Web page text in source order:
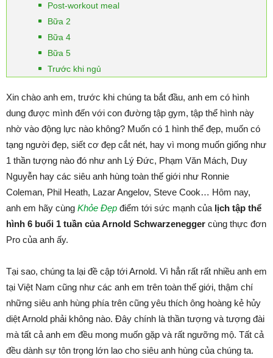
Post-workout meal
Bữa 2
Bữa 4
Bữa 5
Trước khi ngủ
Xin chào anh em, trước khi chúng ta bắt đầu, anh em có hình
dung được mình đến với con đường tập gym, tập thể hình này
nhờ vào động lực nào không? Muốn có 1 hình thể đẹp, muốn có
tạng người đẹp, siết cơ đẹp cắt nét, hay vì mong muốn giống như
1 thần tượng nào đó như anh Lý Đức, Phạm Văn Mách, Duy
Nguyễn hay các siêu anh hùng toàn thế giới như Ronnie
Coleman, Phil Heath, Lazar Angelov, Steve Cook… Hôm nay,
anh em hãy cùng Khỏe Đẹp điểm tới sức mạnh của lịch tập thể
hình 6 buổi 1 tuần của Arnold Schwarzenegger cùng thực đơn
Pro của anh ấy.
Tại sao, chúng ta lại đề cập tới Arnold. Vì hẳn rất rất nhiều anh em
tại Việt Nam cũng như các anh em trên toàn thế giới, thậm chí
những siêu anh hùng phía trên cũng yêu thích ông hoàng kẻ hủy
diệt Arnold phải không nào. Đây chính là thần tượng và tượng đài
mà tất cả anh em đều mong muốn gặp và rất ngưỡng mộ. Tất cả
đều dành sự tôn trọng lớn lao cho siêu anh hùng của chúng ta.